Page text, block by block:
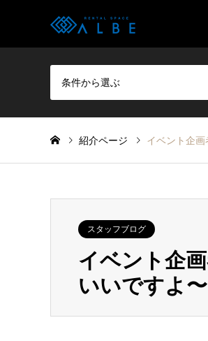
条件から選ぶ
紹介ページ イベント企
スタッフブログ
イベント企
いいですよ〜